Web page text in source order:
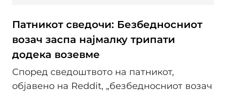
Патникот сведочи: Безбедносниот
возач заспа најмалку трипати
додека возевме
Според сведоштвото на патникот,
објавено на Reddit, „безбедносниот возач